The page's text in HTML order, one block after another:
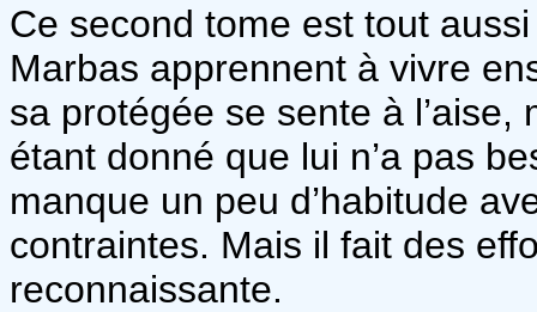
Ce second tome est tout
Marbas apprennent à vivre
sa protégée se sente à l’aise,
étant donné que lui n’a pas
manque un peu d’habitude
contraintes. Mais il fait des
reconnaissante.